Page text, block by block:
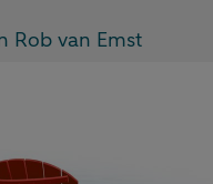
Rob van Emst